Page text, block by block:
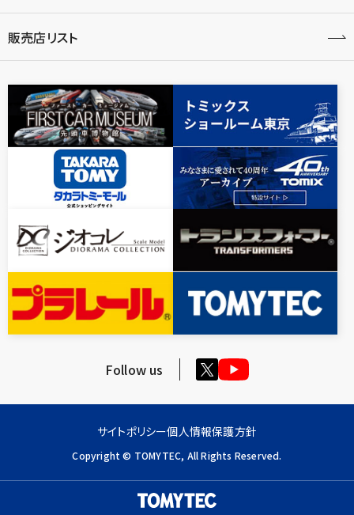
販売店リスト
Follow us
サイトポリシー個人情報保護方針
Copyright © TOMYTEC, All Rights Reserved.